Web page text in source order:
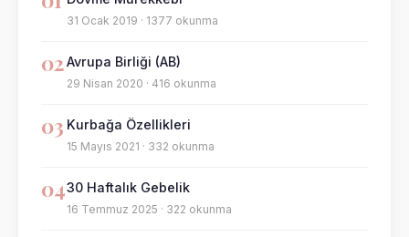
31 Ocak 2019 · 1377 okunma
02Avrupa Birliği (AB)
29 Nisan 2020 · 416 okunma
03 Kurbağa Özellikleri
15 Mayıs 2021 · 332 okunma
0430 Haftalık Gebelik
16 Temmuz 2025 · 322 okunma